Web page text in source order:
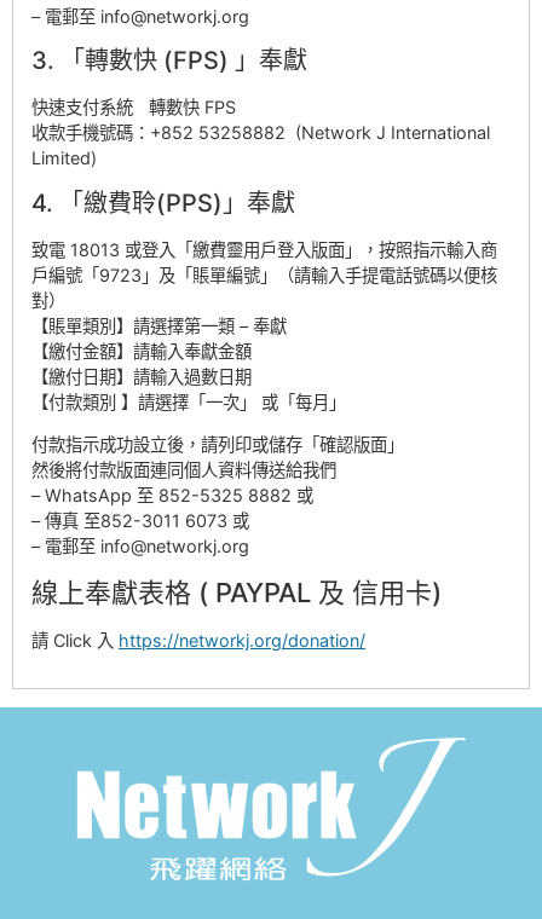
– 電郵至 info@networkj.org
3. 「轉數快 (FPS) 」奉獻
快速支付系統 轉數快 FPS
收款手機號碼：+852 53258882 (Network J International
Limited)
4. 「繳費聆(PPS)」奉獻
致電 18013 或登入「繳費靈用戶登入版面」，按照指示輸入商
戶編號「9723」及「賬單編號」（請輸入手提電話號碼以便核
對）
【賬單類別】請選擇第一類 – 奉獻
【繳付金額】請輸入奉獻金額
【繳付日期】請輸入過數日期
【付款類別 】請選擇「一次」 或「每月」
付款指示成功設立後，請列印或儲存「確認版面」
然後將付款版面連同個人資料傳送給我們
– WhatsApp 至 852-5325 8882 或
– 傳真 至852-3011 6073 或
– 電郵至 info@networkj.org
線上奉獻表格 ( PAYPAL 及 信用卡)
請 Click 入 https://networkj.org/donation/